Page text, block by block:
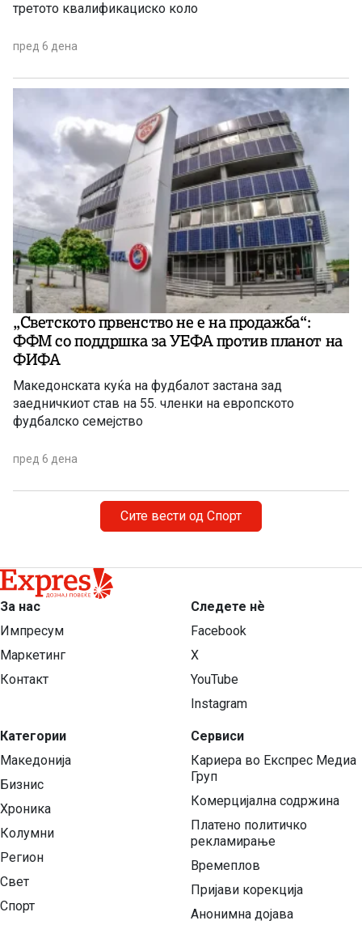
третото квалификациско коло
пред 6 дена
„Светското првенство не е на продажба“:
ФФМ со поддршка за УЕФА против планот на
ФИФА
Македонската куќа на фудбалот застана зад
заедничкиот став на 55. членки на европското
фудбалско семејство
пред 6 дена
Сите вести од Спорт
За нас
Импресум
Маркетинг
Контакт
Категории
Македонија
Бизнис
Хроника
Колумни
Регион
Свет
Спорт
Следете нѐ
Facebook
X
YouTube
Instagram
Сервиси
Кариера во Експрес Медиа
Груп
Комерцијална содржина
Платено политичко
рекламирање
Времеплов
Пријави корекција
Анонимна дојава